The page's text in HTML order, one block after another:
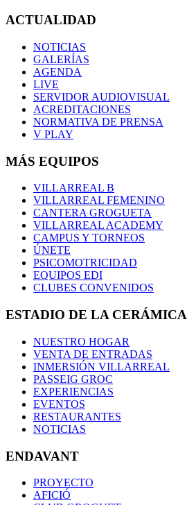
ACTUALIDAD
NOTICIAS
GALERÍAS
AGENDA
LIVE
SERVIDOR AUDIOVISUAL
ACREDITACIONES
NORMATIVA DE PRENSA
V PLAY
MÁS EQUIPOS
VILLARREAL B
VILLARREAL FEMENINO
CANTERA GROGUETA
VILLARREAL ACADEMY
CAMPUS Y TORNEOS
ÚNETE
PSICOMOTRICIDAD
EQUIPOS EDI
CLUBES CONVENIDOS
ESTADIO DE LA CERÁMICA
NUESTRO HOGAR
VENTA DE ENTRADAS
INMERSIÓN VILLARREAL
PASSEIG GROC
EXPERIENCIAS
EVENTOS
RESTAURANTES
NOTICIAS
ENDAVANT
PROYECTO
AFICIÓ